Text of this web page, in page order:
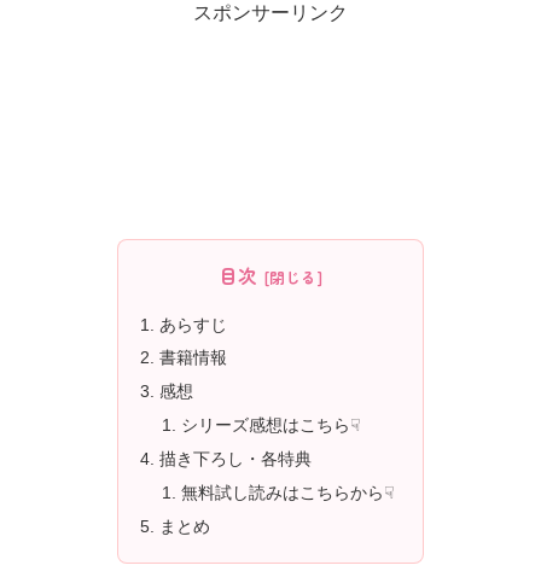
スポンサーリンク
目次
あらすじ
書籍情報
感想
シリーズ感想はこちら☟
描き下ろし・各特典
無料試し読みはこちらから☟
まとめ